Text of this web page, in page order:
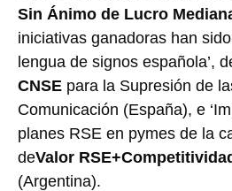
Sin Ánimo de Lucro
iniciativas ganadoras han
lengua de signos española’,
CNSE para la Supresión de
Comunicación (España), e
planes RSE en pymes de la
deValor
(Argentina).